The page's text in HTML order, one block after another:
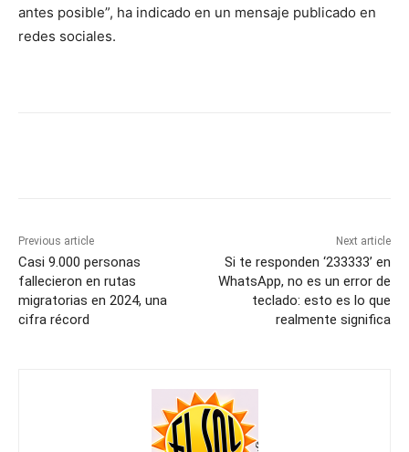
antes posible”, ha indicado en un mensaje publicado en
redes sociales.
Previous article
Casi 9.000 personas
fallecieron en rutas
migratorias en 2024, una
cifra récord
Next article
Si te responden ‘233333’ en
WhatsApp, no es un error de
teclado: esto es lo que
realmente significa